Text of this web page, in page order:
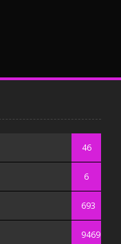
46
6
693
9469